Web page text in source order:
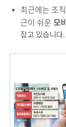
최근에는 조
근이 쉬운 모
잡고 있습니다.